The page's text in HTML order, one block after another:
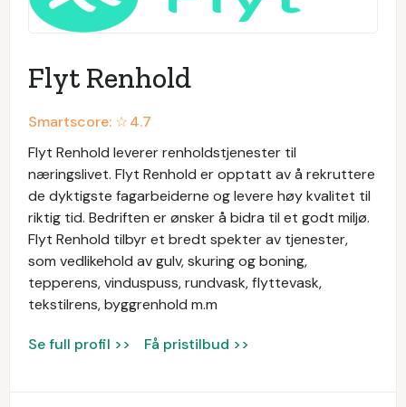
Flyt Renhold
Smartscore: ☆4.7
Flyt Renhold leverer renholdstjenester til
næringslivet. Flyt Renhold er opptatt av å rekruttere
de dyktigste fagarbeiderne og levere høy kvalitet til
riktig tid. Bedriften er ønsker å bidra til et godt miljø.
Flyt Renhold tilbyr et bredt spekter av tjenester,
som vedlikehold av gulv, skuring og boning,
tepperens, vinduspuss, rundvask, flyttevask,
tekstilrens, byggrenhold m.m
Se full profil >> Få pristilbud >>